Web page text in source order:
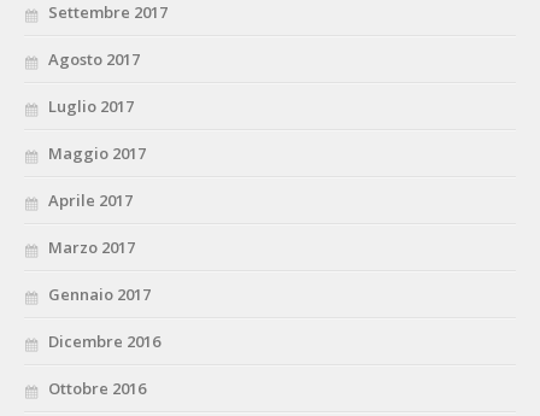
Settembre 2017
Agosto 2017
Luglio 2017
Maggio 2017
Aprile 2017
Marzo 2017
Gennaio 2017
Dicembre 2016
Ottobre 2016